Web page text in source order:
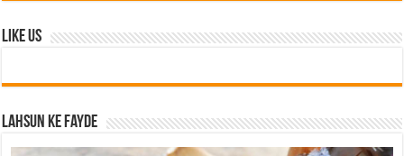
Like Us
Lahsun ke fayde